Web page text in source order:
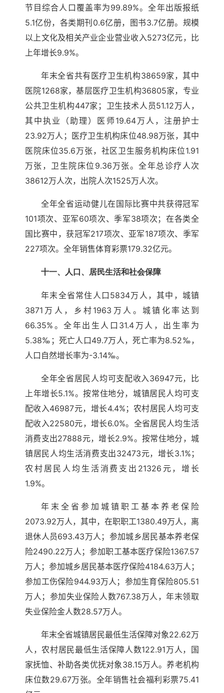
节目综合人口覆盖率为99.89%。全年出版报纸
5.1亿份，各类期刊0.6亿册，图书3.7亿册。规模
以上文化及相关产业企业营业收入5273亿元，比
上年增长9.9%。
年末全省共有医疗卫生机构38659家，其中
医院1268家，基层医疗卫生机构36805家，专业
公共卫生机构447家；卫生技术人员51.12万人，
其中执业（助理）医师19.64万人，注册护士
23.92万人；医疗卫生机构床位48.98万张，其中
医院床位35.6万张，社区卫生服务机构床位1.91
万张，卫生院床位9.36万张。全年总诊疗人次
38612万人次，出院人次1525万人次。
全年全省运动健儿在国际比赛中共获得冠军
101项次、亚军60项次、季军38项次；在各类全
国比赛中，获冠军217项次、亚军187项次、季军
227项次。全年销售体育彩票179.32亿元。
十一、人口、居民生活和社会保障
年末全省常住人口5834万人，其中，城镇
3871万人，乡村1963万人。城镇化率达到
66.35%。全年出生人口31.4万人，出生率为
5.38‰；死亡人口49.7万人，死亡率为8.52‰，
人口自然增长率为-3.14‰。
全年全省居民人均可支配收入36947元，比
上年增长5.1%。按常住地分，城镇居民人均可支
配收入46987元，增长4.4%；农村居民人均可支
配收入22580元，增长6.0%。全省居民人均生活
消费支出27888元，增长2.9%。按常住地分，城
镇居民人均生活消费支出32473元，增长3.1%；
农村居民人均生活消费支出21326元，增长
1.9%。
年末全省参加城镇职工基本养老保险
2073.92万人，其中，在职职工1380.49万人，离
退休人员693.43万人；参加城乡居民基本养老保
险2490.22万人；参加职工基本医疗保险1367.57
万人；参加城乡居民基本医疗保险4184.63万人；
参加工伤保险944.93万人；参加生育保险805.51
万人；参加失业保险人数767.38万人，年末领取
失业保险金人数28.57万人。
年末全省城镇居民最低生活保障对象22.62万
人，农村居民最低生活保障人数122.91万人，国
家抚恤、补助各类优抚对象38.15万人。养老机构
床位数29.67万张。全年销售社会福利彩票75.41